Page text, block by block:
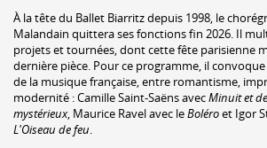
À la tête du Ballet Biarritz depuis 1998, le
Malandain quittera ses fonctions fin 2026. Il
projets et tournées, dont cette fête parisienne
dernière pièce. Pour ce programme, il
de la musique française, entre romantisme,
modernité : Camille Saint-Saëns avecMinuit et
mystérieux, Maurice Ravel avec leBoléroet Igor
L'Oiseau de feu.